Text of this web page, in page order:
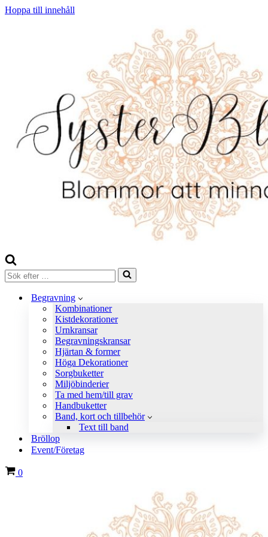
Hoppa till innehåll
Sök
efter
Begravning
Kombinationer
Kistdekorationer
Urnkransar
Begravningskransar
Hjärtan & former
Höga Dekorationer
Sorgbuketter
Miljöbinderier
Ta med hem/till grav
Handbuketter
Band, kort och tillbehör
Text till band
Bröllop
Event/Företag
Varukorg
0